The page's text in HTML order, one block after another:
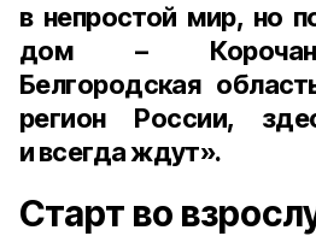
в непростой мир, но
дом –
Белгородская
регион России,
и всегда ждут».
Старт во